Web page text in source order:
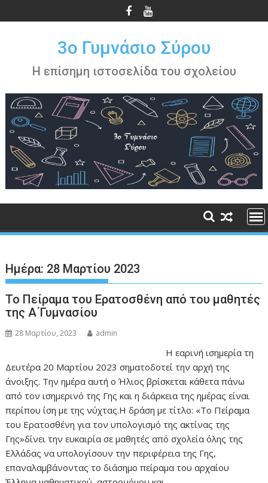
στο
3ο Γυμνάσιο Σύρου
Η επίσημη ιστοσελίδα του σχολείου
Ημέρα: 28 Μαρτίου 2023
Το Πείραμα του Ερατοσθένη από του μαθητές
της Α΄Γυμνασίου
28 Μαρτίου, 2023 admin
Η εαρινή ισημερία τη
Δευτέρα 20 Μαρτίου 2023 σηματοδοτεί την αρχή της
άνοιξης. Την ημέρα αυτή ο Ήλιος βρίσκεται κάθετα πάνω
από τον ισημερινό της Γης και η διάρκεια της ημέρας είναι
περίπου ίση με της νύχτας.Η δράση με τίτλο: «Το Πείραμα
του Ερατοσθένη για τον υπολογισμό της ακτίνας της
Γης»δίνει την ευκαιρία σε μαθητές από σχολεία όλης της
Ελλάδας να υπολογίσουν την περιφέρεια της Γης,
επαναλαμβάνοντας το διάσημο πείραμα του αρχαίου